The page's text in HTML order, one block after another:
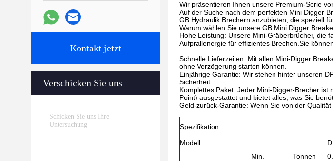
Kontakt jetzt
Verschicken Sie uns
Wir präsentieren Ihnen unsere Premium-Serie
Auf der Suche nach dem perfekten Mini Digger
GB Hydraulik Brechern anzubieten, die speziell
Warum wählen Sie unsere GB Mini Digger
Hohe Leistung: Unsere Mini-Gräberbrücher, die
Aufprallenergie für effizientes Brechen.Sie
Schnelle Lieferzeiten: Mit allen Mini-Digger
ohne Verzögerung starten können.
Einjährige Garantie: Wir stehen hinter unseren
Sicherheit.
Komplettes Paket: Jeder Mini-Digger-Brecher
Point) ausgestattet und bietet alles, was Sie
Geld-zurück-Garantie: Wenn Sie von der
Spezifikation
Modell
Min. Tonnen